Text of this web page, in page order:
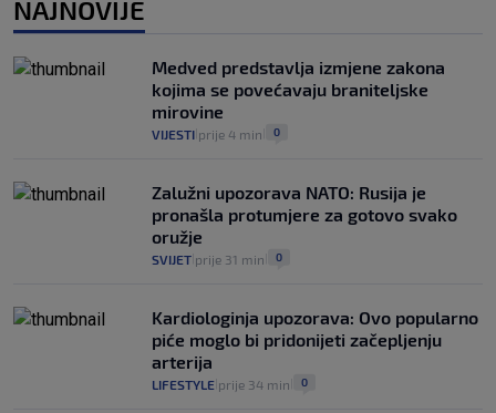
Plenković na 15 dana ukine mjere: "Ne bi
se dogodilo ništa. Vlada se zaljubila u te
intervencije"
NAJNOVIJE
Medved predstavlja izmjene zakona
kojima se povećavaju braniteljske
mirovine
VIJESTI prije 4 min 0
Zalužni upozorava NATO: Rusija je
pronašla protumjere za gotovo svako
oružje
SVIJET prije 31 min 0
Kardiologinja upozorava: Ovo popularno
piće moglo bi pridonijeti začepljenju
arterija
LIFESTYLE prije 34 min 0